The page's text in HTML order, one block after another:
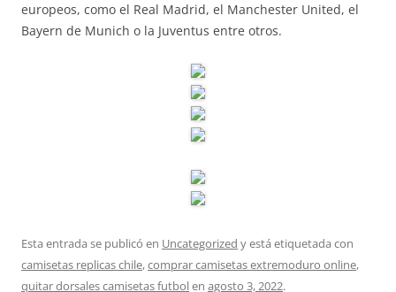
europeos, como el Real Madrid, el Manchester United, el
Bayern de Munich o la Juventus entre otros.
Esta entrada se publicó en Uncategorized y está etiquetada con
camisetas replicas chile,comprar camisetas extremoduro online,
quitar dorsales camisetas futbolen agosto 3, 2022.